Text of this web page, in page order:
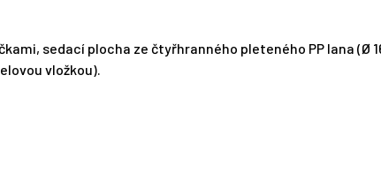
sedací plocha ze čtyřhranného pleteného PP lana (Ø
vložkou).